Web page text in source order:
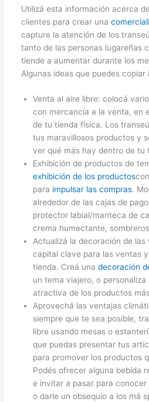
Utilizá esta información acerca
clientes para crear una
capture la atención de los
tanto de las personas lugareñas
tiende a aumentar durante los
Algunas ideas que puedes copiar
Venta al aire libre: colocá
con mercancía a la venta, en
de tu tienda física. Los
tus maravillosos productos y
ver qué más hay dentro de tu
Exhibición de productos de
exhibición de los productos
para impulsar las compras.
alrededor de las cajas de
protector labial/manteca de
crema humectante,
Actualizá la decoración de las
capital clave para las ventas
tienda. Creá unadecoración
un tema viajero, o
atractiva de los productos
Aprovechá las ventajas
siempre que te sea posible,
libre usando mesas o
que puedas presentar tus
para promover los productos
Podés ofrecer alguna bebida
e invitar a pasar para
o darle un obsequio a los má